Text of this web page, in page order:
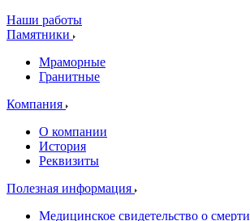
Наши работы
Памятники
Мраморные
Гранитные
Компания
О компании
История
Реквизиты
Полезная информация
Медицинское свидетельство о смерти